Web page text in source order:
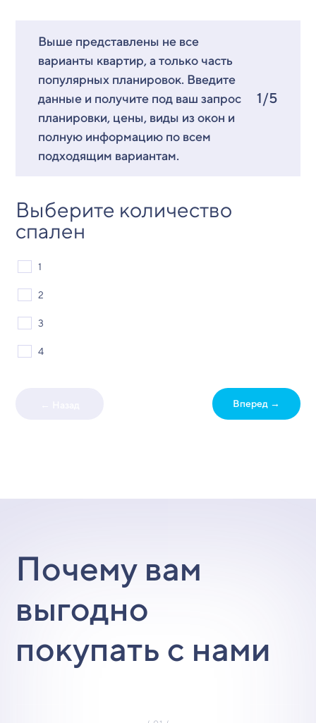
Выше представлены не все
варианты квартир, а только часть
популярных планировок. Введите
данные и получите под ваш запрос
планировки, цены, виды из окон и
полную информацию по всем
подходящим вариантам.
1/5
Выберите количество
спален
1
2
3
4
Вперед →
Почему вам
выгодно
покупать с нами